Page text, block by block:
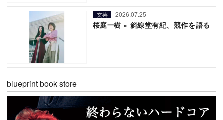
文芸 2026.07.25
桜庭一樹 × 斜線堂有紀、競作を語る
blueprint book store